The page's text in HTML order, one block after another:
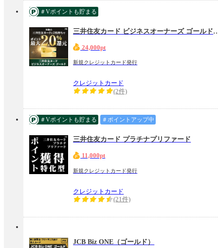
＃Vポイントも貯まる
三井住友カード ビジネスオー
24,000pt
新規クレジットカード発行
クレジットカード
(2件)
＃Vポイントも貯まる ＃ポイントアップ中
三井住友カード プラチナプリファード
11,000pt
新規クレジットカード発行
クレジットカード
(21件)
JCB Biz ONE（ゴールド）